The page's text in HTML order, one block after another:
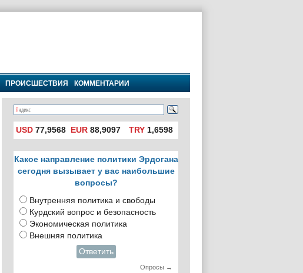
ПРОИСШЕСТВИЯ КОММЕНТАРИИ
USD 77,9568 EUR 88,9097 TRY1,6598
Какое направление политики Эрдогана
сегодня вызывает у вас наибольшие
вопросы?
Внутренняя политика и свободы
Курдский вопрос и безопасность
Экономическая политика
Внешняя политика
Ответить
Опросы →